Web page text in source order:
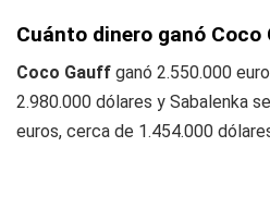
Cuánto dinero ganó
Coco Gauff ganó 2.550.000
2.980.000 dólares y Sabalenka
euros, cerca de 1.454.000